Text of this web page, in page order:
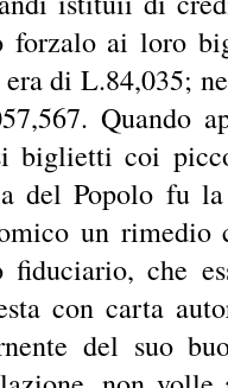
forzalo ai loro
era di L.84,035;
Quando
biglietti coi
del Popolo fu
un
fiduciario, che
con carta
del suo